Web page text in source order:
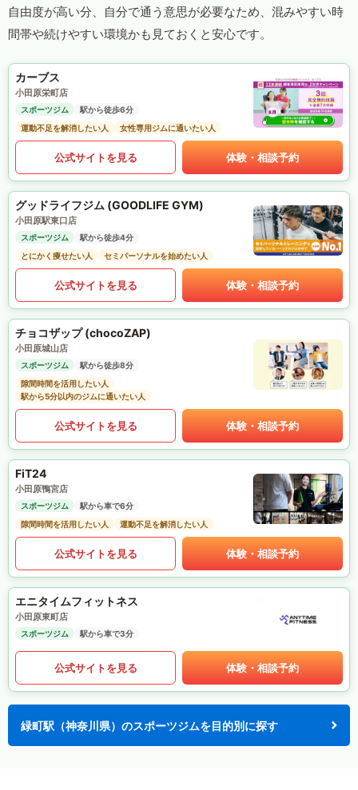
自由度が高い分、自分で通う意思が必要なため、混みやすい時
間帯や続けやすい環境かも見ておくと安心です。
カーブス
小田原栄町店
スポーツジム
駅から徒歩6分
運動不足を解消したい人
女性専用ジムに通いたい人
公式サイトを見る 体験・相談予約
グッドライフジム (GOODLIFE GYM)
小田原駅東口店
スポーツジム
駅から徒歩4分
とにかく痩せたい人
セミパーソナルを始めたい人
公式サイトを見る 体験・相談予約
チョコザップ (chocoZAP)
小田原城山店
スポーツジム
駅から徒歩8分
隙間時間を活用したい人
駅から5分以内のジムに通いたい人
公式サイトを見る 体験・相談予約
FiT24
小田原鴨宮店
スポーツジム
駅から車で6分
隙間時間を活用したい人
運動不足を解消したい人
公式サイトを見る 体験・相談予約
エニタイムフィットネス
小田原東町店
スポーツジム 駅から車で3分
公式サイトを見る 体験・相談予約
緑町駅（神奈川県）のスポーツジムを目的別に探す